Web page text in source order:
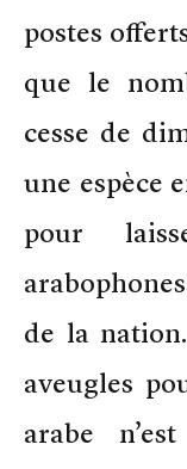
postes
que le
cesse de
une espèce
pour
de la
aveugles
arabe